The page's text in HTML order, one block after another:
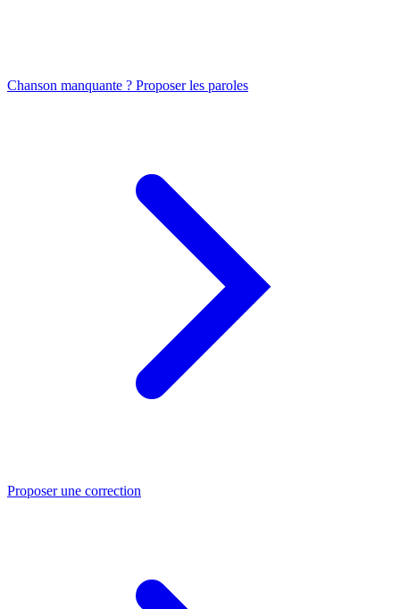
Chanson manquante ? Proposer les paroles
Proposer une correction